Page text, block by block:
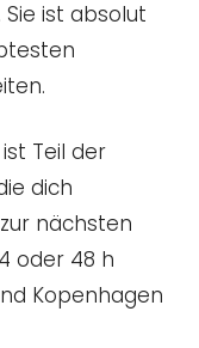
ist absolut
Teil der
dich
nächsten
oder 48 h
Kopenhagen